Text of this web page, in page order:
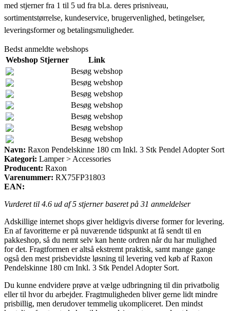
med stjerner fra 1 til 5 ud fra bl.a. deres prisniveau,
sortimentstørrelse, kundeservice, brugervenlighed, betingelser,
leveringsformer og betalingsmuligheder.
Bedst anmeldte webshops
Webshop Stjerner
Link
Besøg webshop
Besøg webshop
Besøg webshop
Besøg webshop
Besøg webshop
Besøg webshop
Besøg webshop
Navn: Raxon Pendelskinne 180 cm Inkl. 3 Stk Pendel Adopter Sort
Kategori: Lamper > Accessories
Producent: Raxon
Varenummer: RX75FP31803
EAN:
Vurderet til 4.6 ud af 5 stjerner baseret på 31 anmeldelser
Adskillige internet shops giver heldigvis diverse former for levering.
En af favoritterne er på nuværende tidspunkt at få sendt til en
pakkeshop, så du nemt selv kan hente ordren når du har mulighed
for det. Fragtformen er altså ekstremt praktisk, samt mange gange
også den mest prisbevidste løsning til levering ved køb af Raxon
Pendelskinne 180 cm Inkl. 3 Stk Pendel Adopter Sort.
Du kunne endvidere prøve at vælge udbringning til din privatbolig
eller til hvor du arbejder. Fragtmuligheden bliver gerne lidt mindre
prisbillig, men derudover temmelig ukompliceret. Den mindst